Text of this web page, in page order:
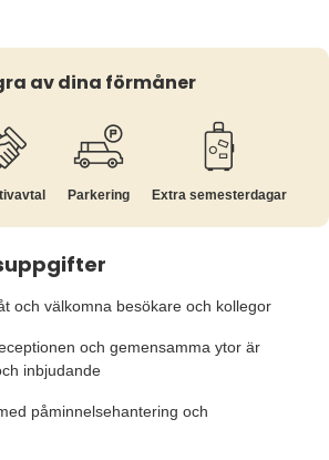
av dina förmåner
Parkering Extra semesterdagar
och välkomna besökare och kollegor
och gemensamma ytor är
inbjudande
påminnelsehantering och